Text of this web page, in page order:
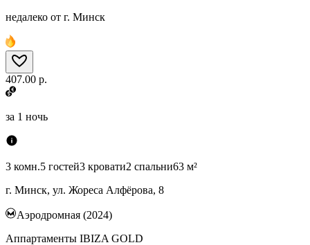
недалеко от г. Минск
407.00 р.
за 1 ночь
3 комн.5 гостей3 кровати2 спальни63 м²
г. Минск, ул. Жореса Алфёрова, 8
Аэродромная (2024)
Аппартаменты IBIZA GOLD